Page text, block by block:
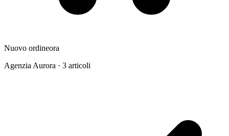
Nuovo ordine
Agenzia Aurora · 3 articoli